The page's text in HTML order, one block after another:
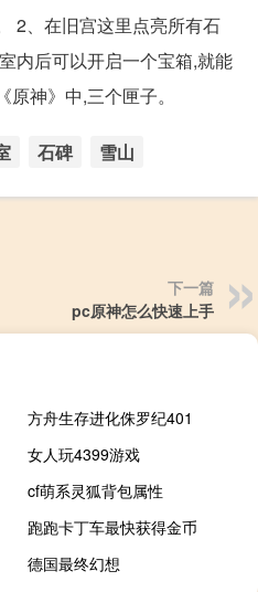
2、在旧宫这里点亮所有石
内后可以开启一个宝箱,就能
神》中,三个匣子。
石碑 雪山
下一篇
pc原神怎么快速上手
方舟生存进化侏罗纪401
女人玩4399游戏
cf萌系灵狐背包属性
跑跑卡丁车最快获得金币
德国最终幻想